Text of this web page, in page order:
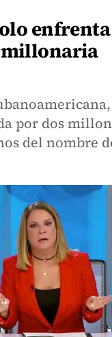
enfrenta
millonaria
por dos
del nombre